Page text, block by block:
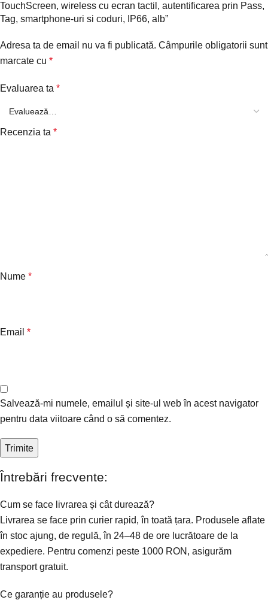
TouchScreen, wireless cu ecran tactil, autentificarea prin Pass,
Tag, smartphone-uri si coduri, IP66, alb”
Adresa ta de email nu va fi publicată. Câmpurile obligatorii sunt
marcate cu *
Evaluarea ta *
Recenzia ta *
Nume *
Email *
Salvează-mi numele, emailul și site-ul web în acest navigator
pentru data viitoare când o să comentez.
Întrebări frecvente:
Cum se face livrarea și cât durează?
Livrarea se face prin curier rapid, în toată țara. Produsele aflate
în stoc ajung, de regulă, în 24–48 de ore lucrătoare de la
expediere. Pentru comenzi peste 1000 RON, asigurăm
transport gratuit.
Ce garanție au produsele?